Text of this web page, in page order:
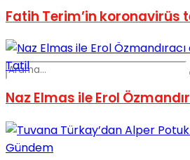
Fatih Terim’in koronavirüs
Tatil
Naz Elmas ile Erol
Gündem